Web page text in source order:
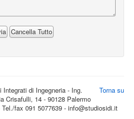
Torna su
di Ingegneria - Ing.
Crisafulli, 14 - 90128 Palermo
Tel./fax 091 5077639 - info@studiosidi.it